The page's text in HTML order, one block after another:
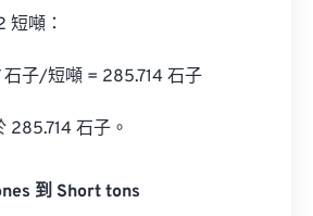
短噸：
子/短噸 = 285.714 石子
285.714 石子。
到 Short tons